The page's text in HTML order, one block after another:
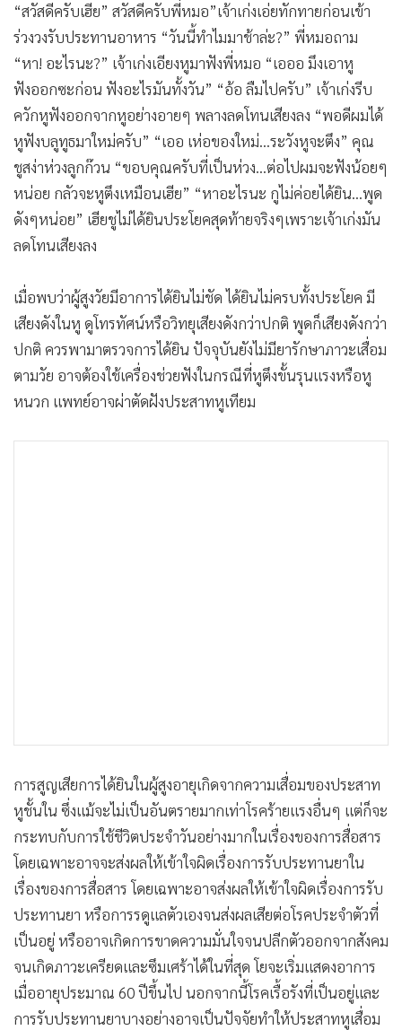
ชุมชน-คุณภาพชีวิต
อาชญากรรม
•
Motoring
เกม
• วิทยาศาสตร์
• SMEs
• หุ้น
• อินโดจีน
• กองทุนรวม
• Factcheck
• ญี่ปุ่น
• News1
• Gotomanager
“สวัสดีครับเฮีย” สวัสดีครับพี่หมอ”เจ้าเก่งเอ่ยทักทายก่อนเข้า
ร่วงวงรับประทานอาหาร “วันนี้ทำไมมาช้าล่ะ?” พี่หมอถาม
“หา! อะไรนะ?” เจ้าเก่งเอียงหูมาฟังพี่หมอ “เอออ มึงเอาหู
ฟังออกซะก่อน ฟังอะไรมันทั้งวัน” “อ้อ ลืมไปครับ” เจ้าเก่งรีบ
ควักหูฟังออกจากหูอย่างอายๆ พลางลดโทนเสียงลง “พอดีผมได้
หูฟังบลูทูธมาใหม่ครับ” “เออ เห่อของใหม่...ระวังหูจะตึง” คุณ
ชูสง่าห่วงลูกก๊วน “ขอบคุณครับที่เป็นห่วง...ต่อไปผมจะฟังน้อยๆ
หน่อย กลัวจะหูตึงเหมือนเฮีย” “หาอะไรนะ กูไม่ค่อยได้ยิน...พูด
ดังๆหน่อย” เฮียชูไม่ได้ยินประโยคสุดท้ายจริงๆเพราะเจ้าเก่งมัน
ลดโทนเสียงลง
เมื่อพบว่าผู้สูงวัยมีอาการได้ยินไม่ชัด ได้ยินไม่ครบทั้งประโยค มี
เสียงดังในหู ดูโทรทัศน์หรือวิทยุเสียงดังกว่าปกติ พูดก็เสียงดังกว่า
ปกติ ควรพามาตรวจการได้ยิน ปัจจุบันยังไม่มียารักษาภาวะเสื่อม
ตามวัย อาจต้องใช้เครื่องช่วยฟังในกรณีที่หูตึงขั้นรุนแรงหรือหู
หนวก แพทย์อาจผ่าตัดฝังประสาทหูเทียม
การสูญเสียการได้ยินในผู้สูงอายุเกิดจากความเสื่อมของประสาท
หูชั้นใน ซึ่งแม้จะไม่เป็นอันตรายมากเท่าโรคร้ายแรงอื่นๆ แต่ก็จะ
กระทบกับการใช้ชีวิตประจำวันอย่างมากในเรื่องของการสื่อสาร
โดยเฉพาะอาจจะส่งผลให้เข้าใจผิดเรื่องการรับประทานยาใน
เรื่องของการสื่อสาร โดยเฉพาะอาจส่งผลให้เข้าใจผิดเรื่องการรับ
ประทานยา หรือการรดูแลตัวเองจนส่งผลเสียต่อโรคประจำตัวที่
เป็นอยู่ หรืออาจเกิดการขาดความมั่นใจจนปลีกตัวออกจากสังคม
จนเกิดภาวะเครียดและซึมเศร้าได้ในที่สุด โยจะเริ่มแสดงอาการ
เมื่ออายุประมาณ 60 ปีขึ้นไป นอกจากนี้โรคเรื้อรังที่เป็นอยู่และ
การรับประทานยาบางอย่างอาจเป็นปัจจัยทำให้ประสาทหูเสื่อม